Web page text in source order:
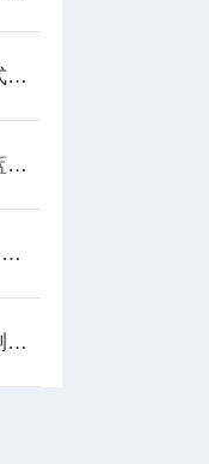
蓝景科技 养殖户必看！手持式氨氮检测仪让鱼塘成活率提升20%的3个关键操作
浊度测定仪在哪些领域应用 蓝景科技
蓝景科技全自动闪点测试仪，为工业安全与品质把关
蓝景科技 智能操控的精准检测利器——黄曲霉毒素检测仪